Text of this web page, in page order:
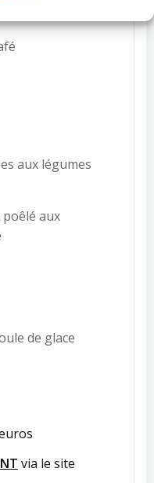
aux légumes
poêlé aux
de glace
via le site